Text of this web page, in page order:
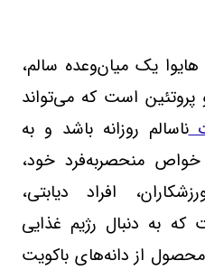
یک میان‌وعده سالم،
است که می‌تواند
ناسالم روزانه باشد و به
خواص منحصربه‌فرد خود،
افراد دیابتی،
به دنبال رژیم غذایی
از دانه‌های باکویت